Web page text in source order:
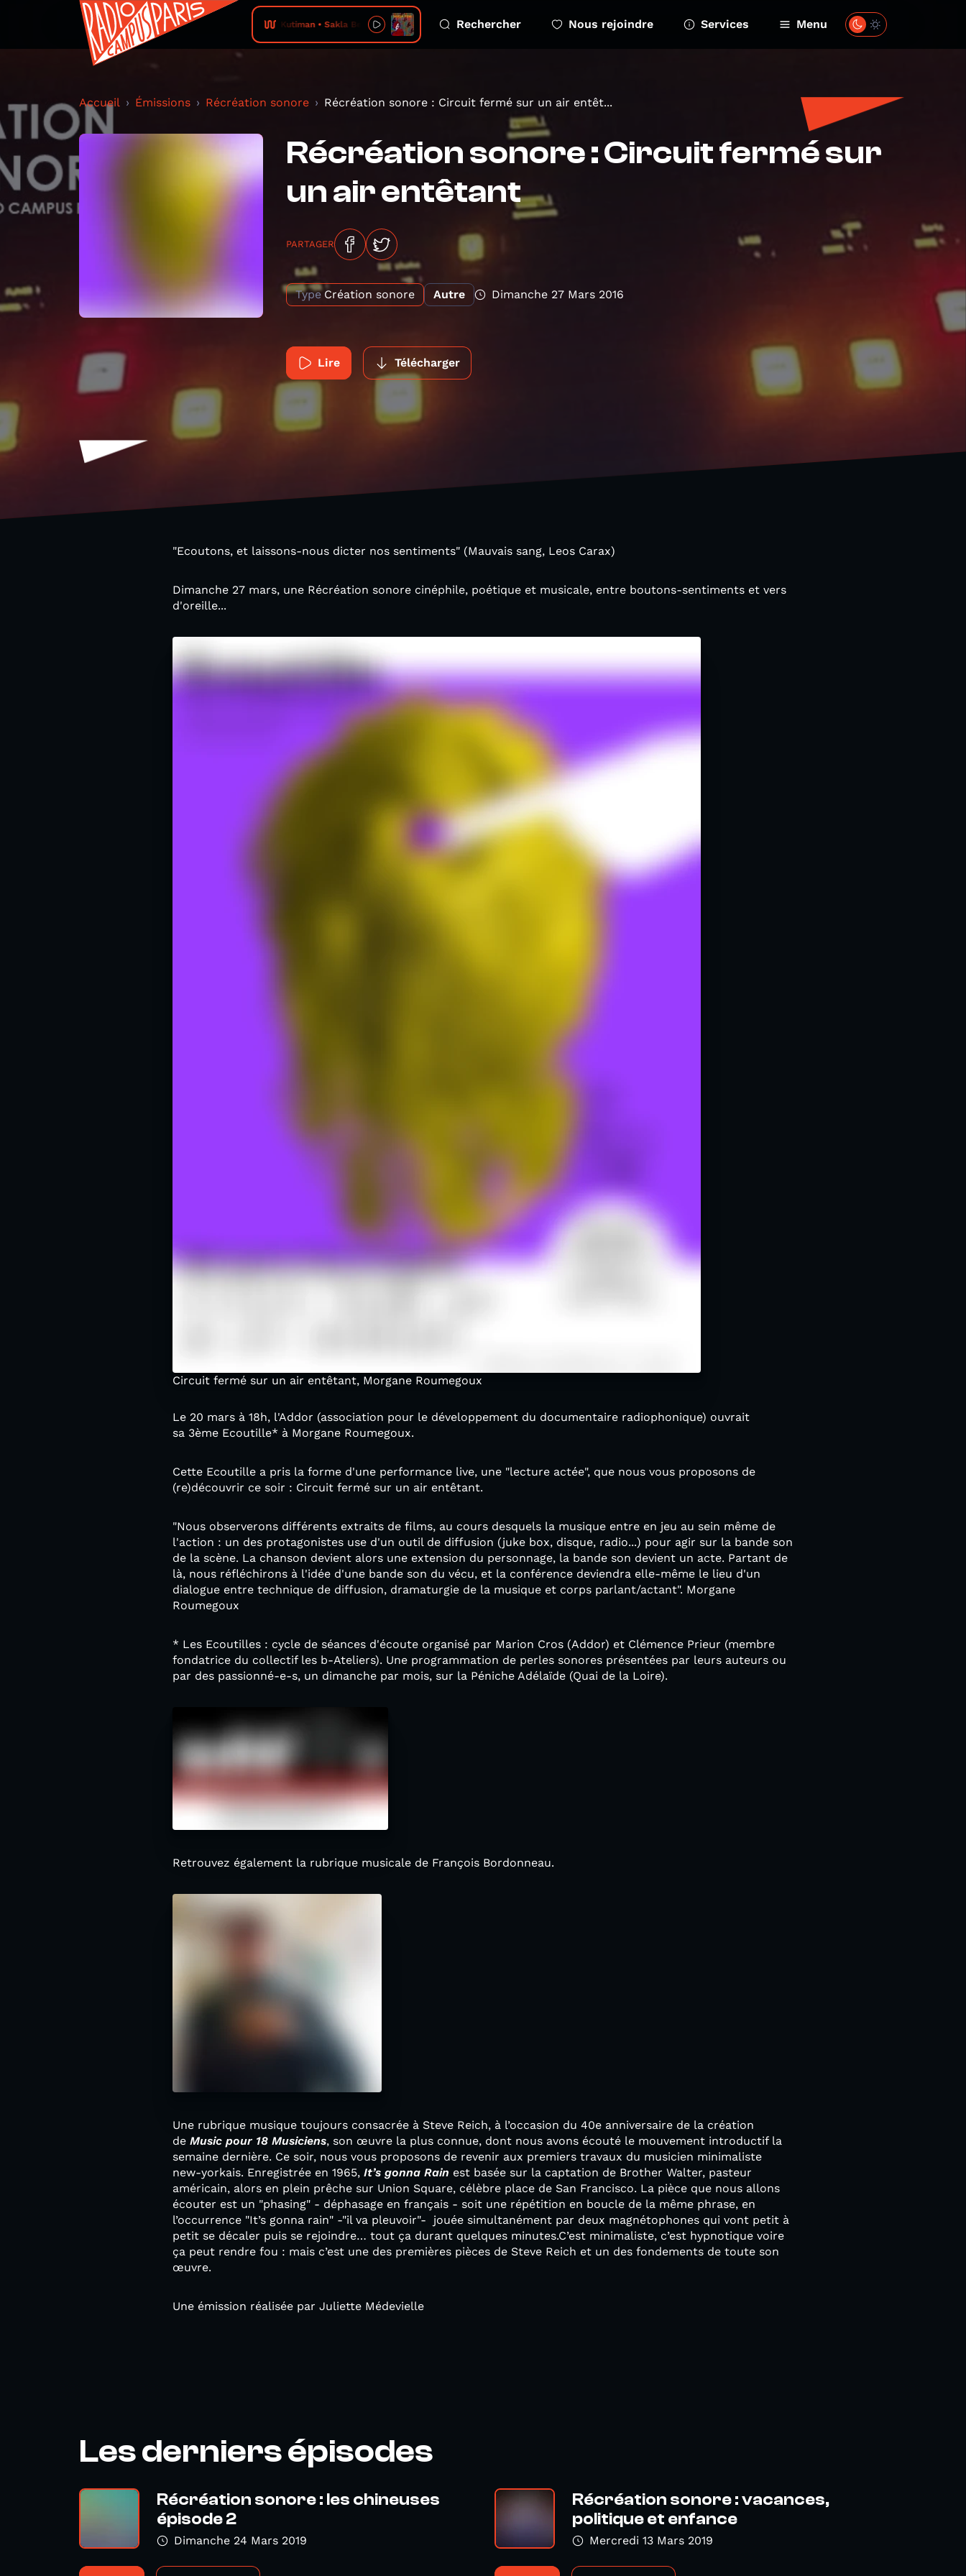
Kutiman • Sakla Beni Rechercher Nous rejoindre Services Menu
Accueil Émissions Récréation sonore Récréation sonore : Circuit fermé sur un air entêt...
Récréation sonore : Circuit fermé sur
un air entêtant
PARTAGER
Type Création sonore Autre Dimanche 27 Mars 2016
Lire Télécharger
"Ecoutons, et laissons-nous dicter nos sentiments" (Mauvais sang, Leos Carax)
Dimanche 27 mars, une Récréation sonore cinéphile, poétique et musicale, entre boutons-sentiments et vers
d'oreille...
Circuit fermé sur un air entêtant, Morgane Roumegoux
Le 20 mars à 18h, l'Addor (association pour le développement du documentaire radiophonique) ouvrait
sa 3ème Ecoutille* à Morgane Roumegoux.
Cette Ecoutille a pris la forme d'une performance live, une "lecture actée", que nous vous proposons de
(re)découvrir ce soir : Circuit fermé sur un air entêtant.
"Nous observerons différents extraits de films, au cours desquels la musique entre en jeu au sein même de
l'action : un des protagonistes use d'un outil de diffusion (juke box, disque, radio...) pour agir sur la bande son
de la scène. La chanson devient alors une extension du personnage, la bande son devient un acte. Partant de
là, nous réfléchirons à l'idée d'une bande son du vécu, et la conférence deviendra elle-même le lieu d'un
dialogue entre technique de diffusion, dramaturgie de la musique et corps parlant/actant". Morgane
Roumegoux
* Les Ecoutilles : cycle de séances d'écoute organisé par Marion Cros (Addor) et Clémence Prieur (membre
fondatrice du collectif les b-Ateliers). Une programmation de perles sonores présentées par leurs auteurs ou
par des passionné-e-s, un dimanche par mois, sur la Péniche Adélaïde (Quai de la Loire).
Retrouvez également la rubrique musicale de François Bordonneau.
Une rubrique musique toujours consacrée à Steve Reich, à l’occasion du 40e anniversaire de la création
de Music pour 18 Musiciens, son œuvre la plus connue, dont nous avons écouté le mouvement introductif la
semaine dernière. Ce soir, nous vous proposons de revenir aux premiers travaux du musicien minimaliste
new-yorkais. Enregistrée en 1965, It’s gonna Rain est basée sur la captation de Brother Walter, pasteur
américain, alors en plein prêche sur Union Square, célèbre place de San Francisco. La pièce que nous allons
écouter est un "phasing" - déphasage en français - soit une répétition en boucle de la même phrase, en
l’occurrence "It’s gonna rain" -"il va pleuvoir"- jouée simultanément par deux magnétophones qui vont petit à
petit se décaler puis se rejoindre… tout ça durant quelques minutes.C’est minimaliste, c’est hypnotique voire
ça peut rendre fou : mais c’est une des premières pièces de Steve Reich et un des fondements de toute son
œuvre.
Une émission réalisée par Juliette Médevielle
Les derniers épisodes
Récréation sonore : les chineuses
épisode 2
Dimanche 24 Mars 2019
Récréation sonore : vacances,
politique et enfance
Mercredi 13 Mars 2019